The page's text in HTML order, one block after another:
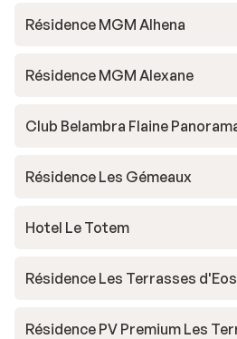
Résidence MGM Alhena
Résidence MGM Alexane
Club Belambra Flaine
Résidence Les Gémeaux
Hotel Le Totem
Résidence Les Terrasses d'Eos
Résidence PV Premium Les